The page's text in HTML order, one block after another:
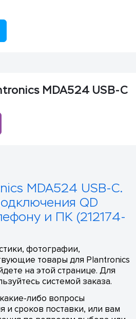
MDA524 USB-C
MDA524 USB-C.
QD
и ПК (212174-
фотографии,
товары для Plantronics
на этой странице. Для
системой заказа.
либо вопросы
и сроков поставки, или вам